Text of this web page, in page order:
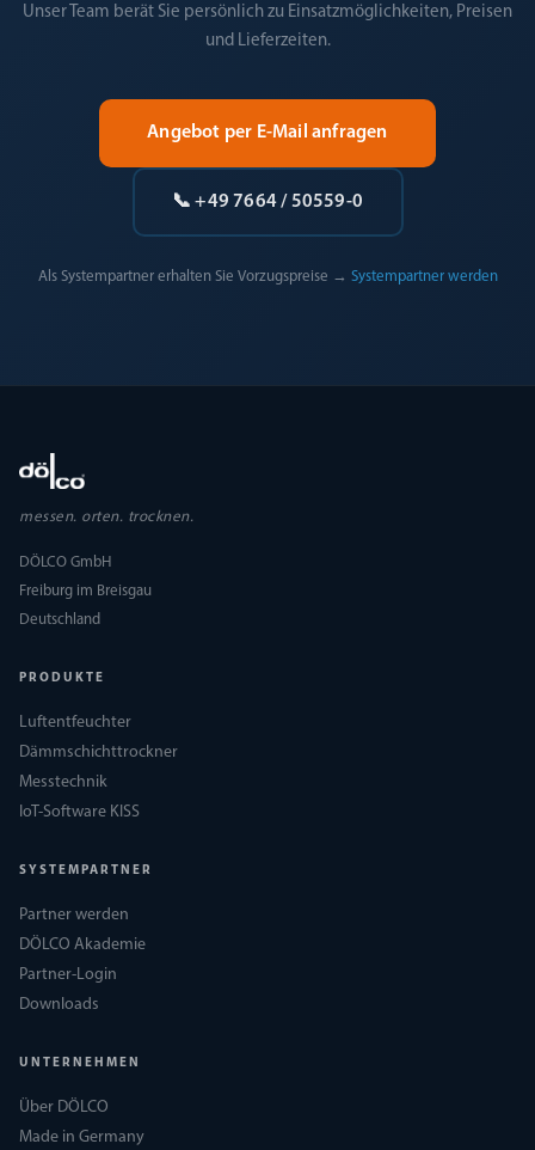
Unser Team berät Sie persönlich zu Einsatzmöglichkeiten, Preisen
und Lieferzeiten.
Angebot per E-Mail anfragen
📞 +49 7664 / 50559-0
Als Systempartner erhalten Sie Vorzugspreise → Systempartner werden
messen. orten. trocknen.
DÖLCO GmbH
Freiburg im Breisgau
Deutschland
PRODUKTE
Luftentfeuchter
Dämmschichttrockner
Messtechnik
IoT-Software KISS
SYSTEMPARTNER
Partner werden
DÖLCO Akademie
Partner-Login
Downloads
UNTERNEHMEN
Über DÖLCO
Made in Germany